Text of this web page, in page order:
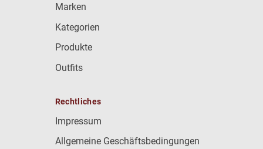
Marken
Kategorien
Produkte
Outfits
Rechtliches
Impressum
Allgemeine Geschäftsbedingungen